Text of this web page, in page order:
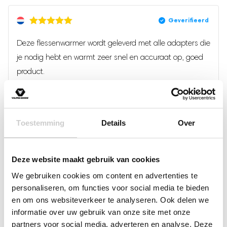
Toestemming Details Over
Deze website maakt gebruik van cookies
We gebruiken cookies om content en advertenties te
personaliseren, om functies voor social media te bieden
en om ons websiteverkeer te analyseren. Ook delen we
informatie over uw gebruik van onze site met onze
partners voor social media, adverteren en analyse. Deze
bezigheid ervoor dat je een stuk minder vrij, comfortabel en
mobiel bent. Dat begrijpen wij maar al te goed bij Vulpes
Goods® Babycare en daarom hebben wij de allerbeste
flessenwarmer zul je meer gemak, vrijheid en effectiviteit
4 temperatuurniveaus en razendsnelle verwarming. Geniet
van de ultieme eenvoud in gebruik van de Vulpes Goods®
Babycare flessenwarmer PRO!
Maakt gebruik van de nieuwste technieken
Ultrasnelle verwarming en langdurige warmtebehoud
De Vulpes Goods® Babycare flessenwarmer is geïnnoveerd in
Deze flessenwarmer wordt geleverd met alle adapters die
je nodig hebt en warmt zeer snel en accuraat op, goed
product.
Erg blij mee, werkt eenvoudig en warmt bizar snel op
Kwaliteit is echt top, de pro versie is van uitstekende
kwaliteit en makkelijk in gebruik!
Lees meer
Een beoordeling toevoegen
zijn gemarkeerd met*
Je waardering
Naam